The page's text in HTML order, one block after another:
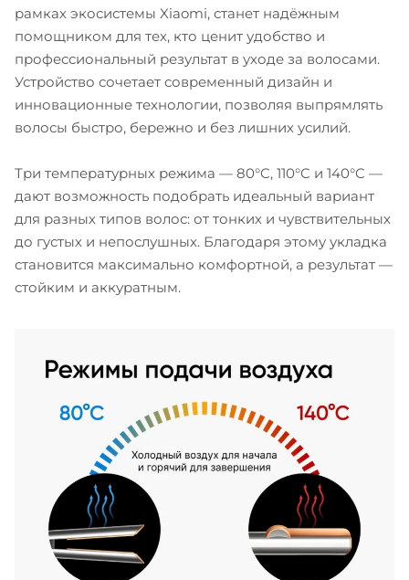
рамках экосистемы Xiaomi, станет надёжным
помощником для тех, кто ценит удобство и
профессиональный результат в уходе за волосами.
Устройство сочетает современный дизайн и
инновационные технологии, позволяя выпрямлять
волосы быстро, бережно и без лишних усилий.
Три температурных режима — 80°C, 110°C и 140°C —
дают возможность подобрать идеальный вариант
для разных типов волос: от тонких и чувствительных
до густых и непослушных. Благодаря этому укладка
становится максимально комфортной, а результат —
стойким и аккуратным.